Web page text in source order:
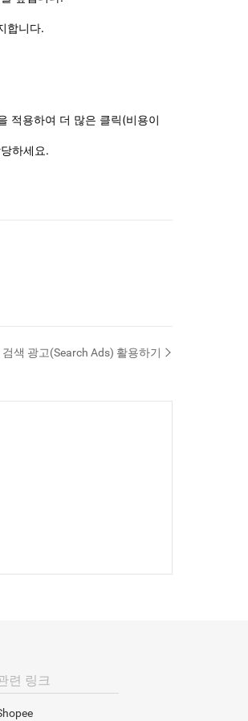
합니다.
적용하여 더 많은 클릭(비용이
하세요.
색 광고(Search Ads) 활용하기
련 링크